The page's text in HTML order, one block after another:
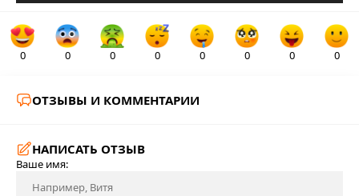
0 0 0 0 0 0 0 0
ОТЗЫВЫ И КОММЕНТАРИИ
НАПИСАТЬ ОТЗЫВ
Ваше имя: